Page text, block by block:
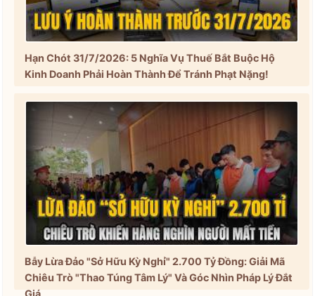
Hạn Chót 31/7/2026: 5 Nghĩa Vụ Thuế Bắt Buộc Hộ
Kinh Doanh Phải Hoàn Thành Để Tránh Phạt Nặng!
Bẫy Lừa Đảo "Sở Hữu Kỳ Nghỉ" 2.700 Tỷ Đồng: Giải Mã
Chiêu Trò "Thao Túng Tâm Lý" Và Góc Nhìn Pháp Lý Đắt